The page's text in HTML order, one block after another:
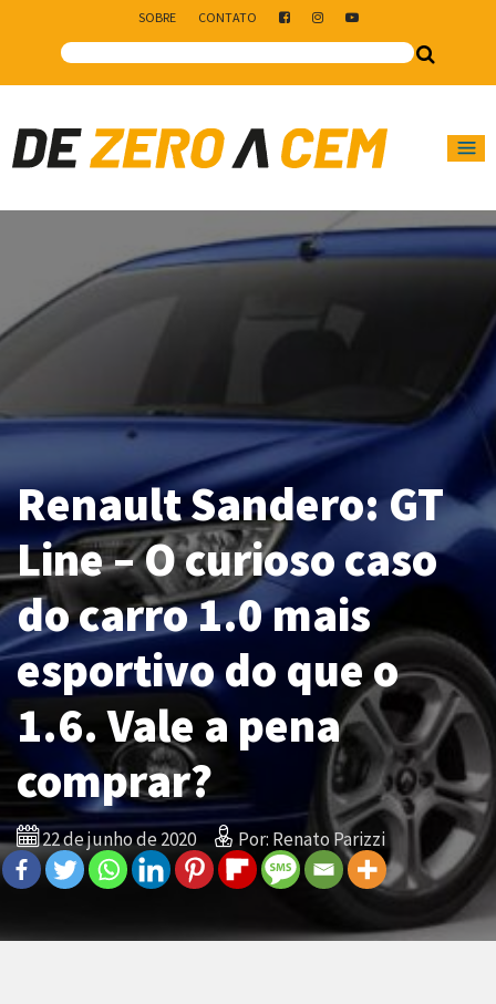
SOBRE CONTATO
Main Navigation
Renault Sandero: GT
Line – O curioso caso
do carro 1.0 mais
esportivo do que o
1.6. Vale a pena
comprar?
22 de junho de 2020 Por: Renato Parizzi